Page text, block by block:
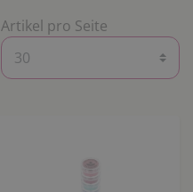
Artikel pro Seite